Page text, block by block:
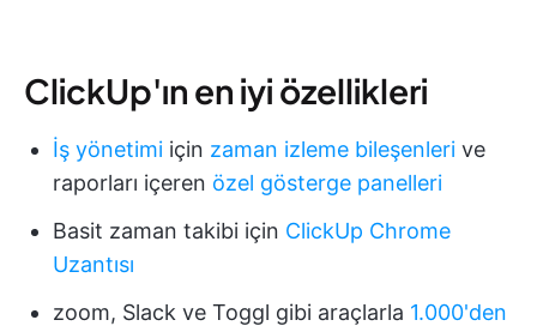
ClickUp'ın en iyi özellikleri
İş yönetimi için zaman izleme bileşenleri ve
raporları içeren özel gösterge panelleri
Basit zaman takibi için ClickUp Chrome
Uzantısı
zoom, Slack ve Toggl gibi araçlarla 1.000'den